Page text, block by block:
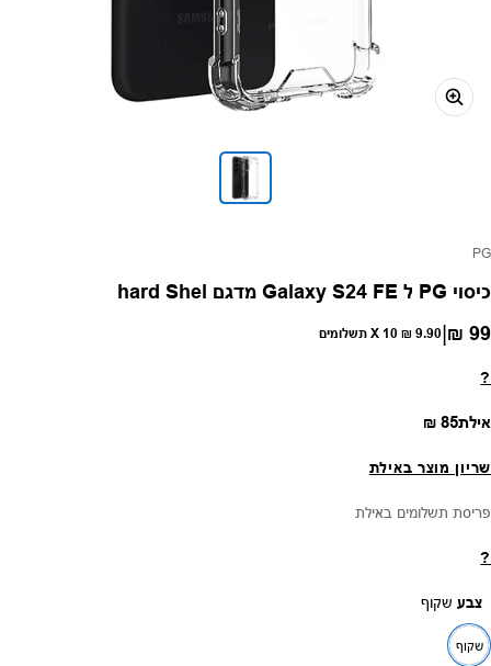
ספק:
PG
כיסוי PG ל Galaxy S24 FE מדגם hard Shel
מחיר רגיל
99 ₪
|
9.90 ₪ X 10 תשלומים
?
אילתמחיר רגיל
85 ₪
שריון מוצר באילת
פריסת תשלומים באילת
?
צבע שקוף
שקוף